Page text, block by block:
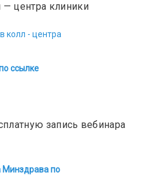
— центра клиники
ссылке
запись вебинара
Минздрава по